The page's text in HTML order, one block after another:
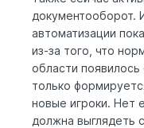
документооборот.
автоматизации
из-за того, что
области
только
новые игроки. Нет
должна выглядеть